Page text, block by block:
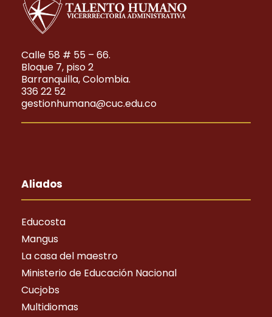
Calle 58 # 55 – 66.
Bloque 7, piso 2
Barranquilla, Colombia.
336 22 52
gestionhumana@cuc.edu.co
Aliados
Educosta
Mangus
La casa del maestro
Ministerio de Educación Nacional
Cucjobs
Multidiomas